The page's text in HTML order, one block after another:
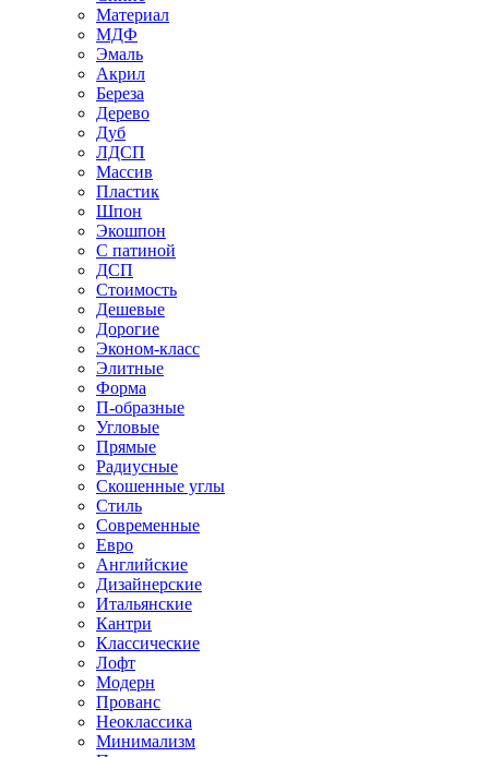
Материал
МДФ
Эмаль
Акрил
Береза
Дерево
Дуб
ЛДСП
Массив
Пластик
Шпон
Экошпон
С патиной
ДСП
Стоимость
Дешевые
Дорогие
Эконом-класс
Элитные
Форма
П-образные
Угловые
Прямые
Радиусные
Скошенные углы
Стиль
Современные
Евро
Английские
Дизайнерские
Итальянские
Кантри
Классические
Лофт
Модерн
Прованс
Неоклассика
Минимализм